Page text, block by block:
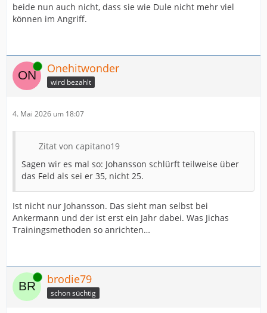
beide nun auch nicht, dass sie wie Dule nicht mehr viel
können im Angriff.
Online Onehitwonder
wird bezahlt
4. Mai 2026 um 18:07
Zitat von capitano19
Sagen wir es mal so: Johansson schlürft teilweise über
das Feld als sei er 35, nicht 25.
Ist nicht nur Johansson. Das sieht man selbst bei
Ankermann und der ist erst ein Jahr dabei. Was Jichas
Trainingsmethoden so anrichten…
Online brodie79
schon süchtig